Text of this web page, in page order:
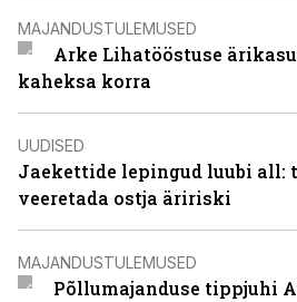
MAJANDUSTULEMUSED
Arke Lihatööstuse
kaheksa korra
UUDISED
Jaekettide lepingud luubi all:
veeretada ostja äririski
MAJANDUSTULEMUSED
Põllumajanduse tippjuhi